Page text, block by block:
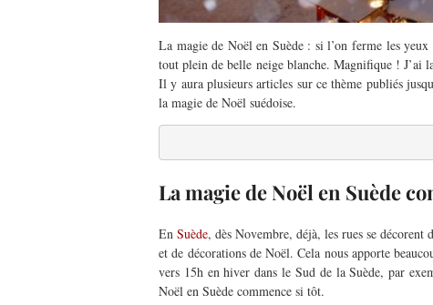
La magie de Noël en Suède : si l’on ferme les
tout plein de belle neigeblanche. Magnifique ! J’ai
Il y aura plusieurs articles sur ce thème publiés
la magie de Noël suédoise.
La magie de Noël en Suède
EnSuède, dès Novembre, déjà, les rues se décorent
et de décorationsdeNoël. Cela nous apporte
vers 15h en hiver dans le Sud de la Suède, par
Noël en Suède commence si tôt.